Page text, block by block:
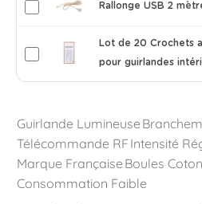
Rallonge USB 2
Lot de 20 Crochets
pour guirlandes
Guirlande Lumineuse
Télécommande RF Intensité
Marque Française Boules Coton
Consommation Faible